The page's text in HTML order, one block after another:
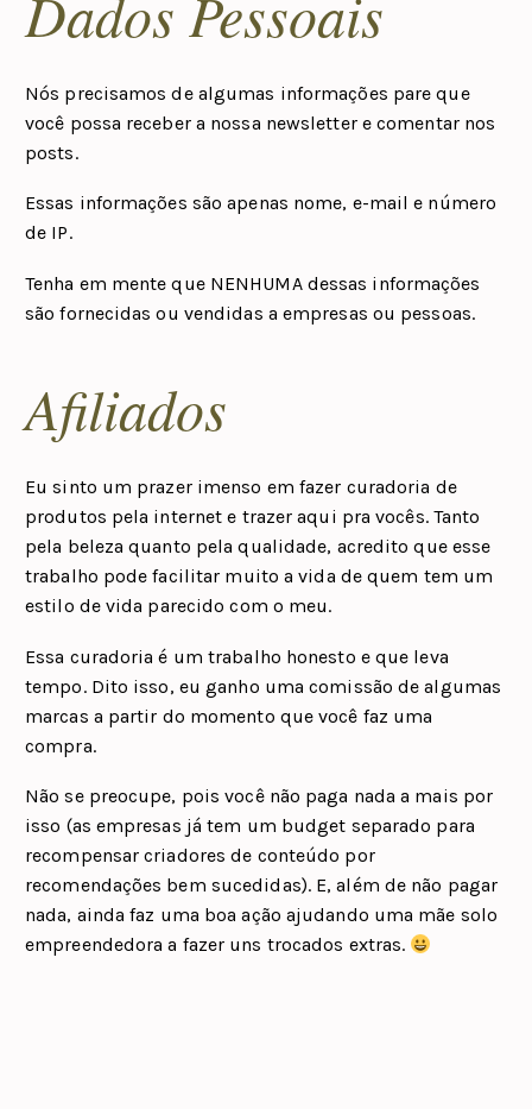
Nós precisamos de algumas informações pare que
você possa receber a nossa newsletter e comentar nos
posts.
Essas informações são apenas nome, e-mail e número
de IP.
Tenha em mente que NENHUMA dessas informações
são fornecidas ou vendidas a empresas ou pessoas.
Afiliados
Eu sinto um prazer imenso em fazer curadoria de
produtos pela internet e trazer aqui pra vocês. Tanto
pela beleza quanto pela qualidade, acredito que esse
trabalho pode facilitar muito a vida de quem tem um
estilo de vida parecido com o meu.
Essa curadoria é um trabalho honesto e que leva
tempo. Dito isso, eu ganho uma comissão de algumas
marcas a partir do momento que você faz uma
compra.
Não se preocupe, pois você não paga nada a mais por
isso (as empresas já tem um budget separado para
recompensar criadores de conteúdo por
recomendações bem sucedidas). E, além de não pagar
nada, ainda faz uma boa ação ajudando uma mãe solo
empreendedora a fazer uns trocados extras.